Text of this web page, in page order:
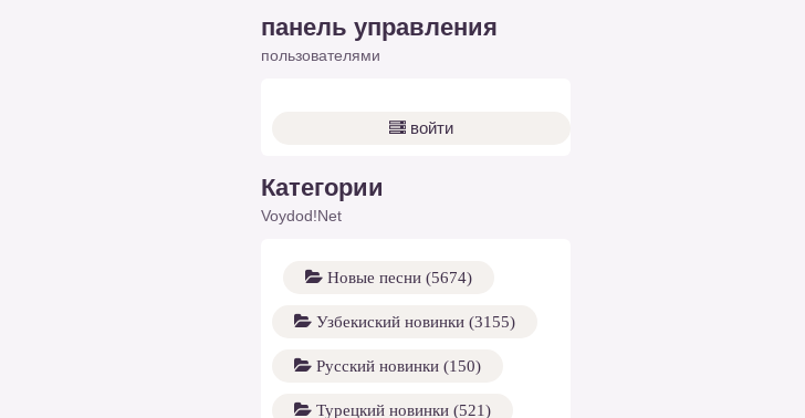
панель управления
пользователями
войти
Категории
Voydod!Net
Новые песни (5674)
Узбекиский новинки (3155)
Русский новинки (150)
Турецкий новинки (521)